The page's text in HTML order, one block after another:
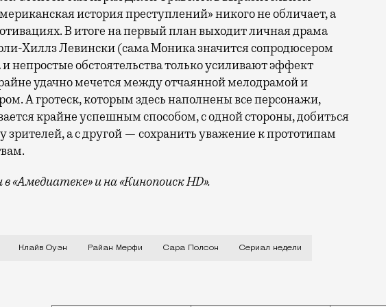
история преступлений» никого не обличает, а
В итоге на первый план выходит личная драма
Хиллз Левински (сама Моника значится сопродюсером
непростые обстоятельства только усиливают эффект
удачно мечется между отчаянной мелодрамой и
А гротеск, которым здесь наполнены все персонажи,
крайне успешным способом, с одной стороны, добиться
зрителей, а с другой — сохранить уважение к прототипам
в «Амедиатеке» и на «КинопоискHD».
ужасов» очевидно уже стала самым востребованным из
Клайв Оуэн Райан Мерфи Сара Полсон Сериал недели